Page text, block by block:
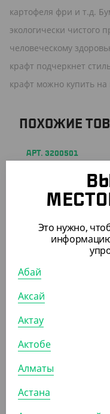
картофеля фри и т.д.
экологически чистого
человеческому
крафт подчеркнет
крафт можно купить
ПОХОЖИЕ
АРТ. 3200501
Пакет с прямым
УП (50)
АРТ. 3200401
-4%
Это нужно,
Абай
Аксай
Актау
Актобе
Алматы
Астана